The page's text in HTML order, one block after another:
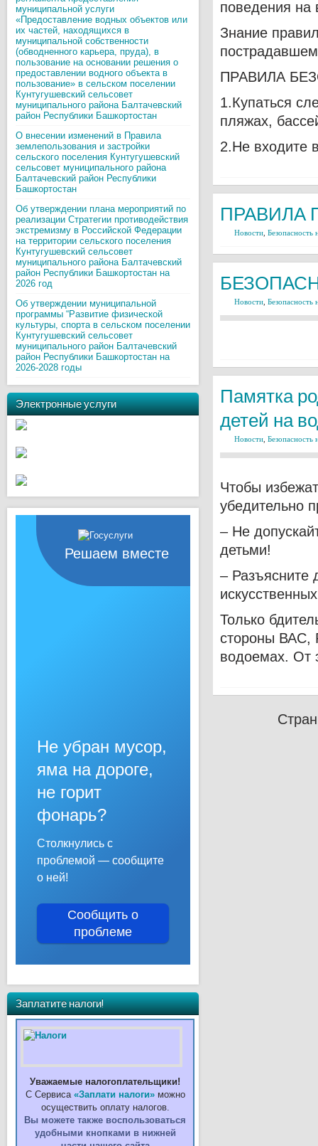
муниципальной услуги
«Предоставление водных объектов или
их частей, находящихся в
муниципальной собственности
(обводненного карьера, пруда), в
пользование на основании решения о
предоставлении водного объекта в
пользование» в сельском поселении
Кунтугушевский сельсовет
муниципального района Балтачевский
район Республики Башкортостан
О внесении изменений в Правила
землепользования и застройки
сельского поселения Кунтугушевский
сельсовет муниципального района
Балтачевский район Республики
Башкортостан
Об утверждении плана мероприятий по
реализации Стратегии противодействия
экстремизму в Российской Федерации
на территории сельского поселения
Кунтугушевский сельсовет
муниципального района Балтачевский
район Республики Башкортостан на
2026 год
Об утверждении муниципальной
программы “Развитие физической
культуры, спорта в сельском поселении
Кунтугушевский сельсовет
муниципального район Балтачевский
район Республики Башкортостан на
2026-2028 годы
Электронные услуги
Решаем вместе
Не убран мусор,
яма на дороге,
не горит
фонарь?
Столкнулись с
проблемой — сообщите
о ней!
Сообщить о
проблеме
Заплатите налоги!
Уважаемые налогоплательщики!
С Сервиса «Заплати налоги»можно
осуществить оплату налогов.
Вы можете также воспользоваться
удобными кнопками в нижней
поведения на
Знание
ПРАВИЛА
1.Купаться
пляжах,
2.Не входите
ПРАВИЛА
Новости Безопасность
Новости Безопасность
Памятка
детей на
Новости Безопасность
Чтобы
– Не
детьми!
– Разъясните
Только
стороны ВАС,
водоемах. От